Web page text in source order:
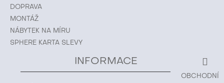
DOPRAVA
MONTÁŽ
NÁBYTEK NA MÍRU
SPHERE KARTA SLEVY
INFORMACE
OBCHODNÍ